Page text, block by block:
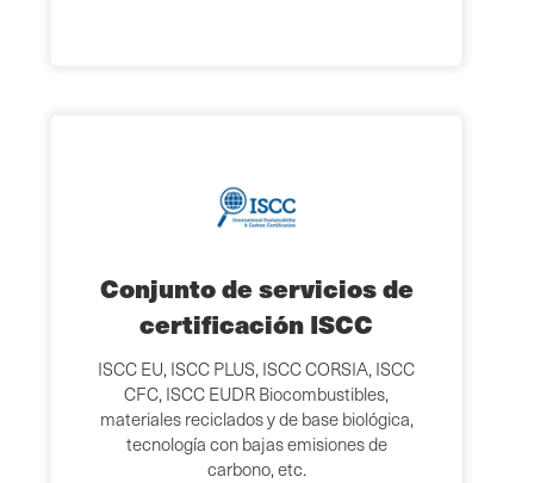
Conjunto de servicios de
certificación ISCC
ISCC EU, ISCC PLUS, ISCC CORSIA, ISCC
CFC, ISCC EUDR Biocombustibles,
materiales reciclados y de base biológica,
tecnología con bajas emisiones de
carbono, etc.